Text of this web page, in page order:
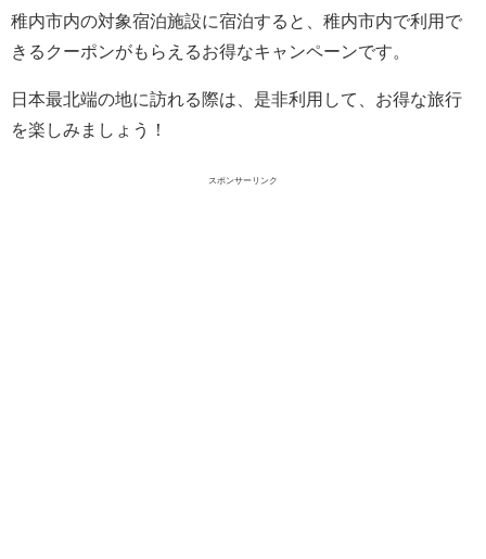
稚内市内の対象宿泊施設に宿泊すると、稚内市内で利用で
きるクーポンがもらえるお得なキャンペーンです。
日本最北端の地に訪れる際は、是非利用して、お得な旅行
を楽しみましょう！
スポンサーリンク